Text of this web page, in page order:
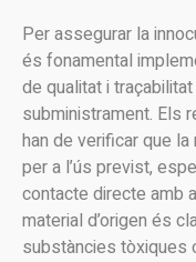
Per assegurar la
és fonamental
de qualitat i
subministrament. Els
han de verificar que
per a l’ús previst,
contacte directe amb
material d’origen és
substàncies tòxiques